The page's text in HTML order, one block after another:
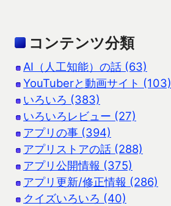
コンテンツ分類
AI（人工知能）の話 (63)
YouTuberと動画サイト (103)
いろいろ (383)
いろいろレビュー (27)
アプリの事 (394)
アプリストアの話 (288)
アプリ公開情報 (375)
アプリ更新/修正情報 (286)
クイズいろいろ (40)